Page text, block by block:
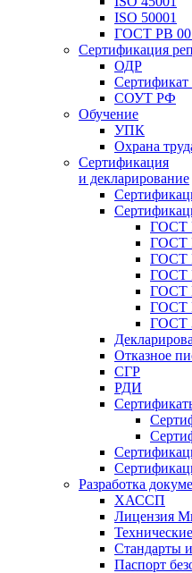
ISO 50001
ГОСТ РВ
Сертификация
ОДР
СОУТ РФ
Обучение
УПК
Охрана
Сертификация
и декларирование
ГОСТ
ГОСТ
ГОСТ
ГОСТ
ГОСТ
ГОСТ
ГОСТ
Отказное
СГР
РДИ
Разработка
ХАССП
Лицензия
Стандарты
Паспорт